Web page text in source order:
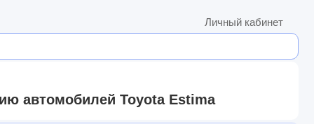
Личный кабинет
автомобилей Toyota Estima